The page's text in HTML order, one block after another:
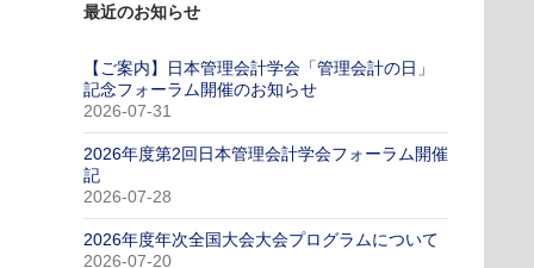
最近のお知らせ
【ご案内】日本管理会計学会「管理会計の日」
記念フォーラム開催のお知らせ
2026-07-31
2026年度第2回日本管理会計学会フォーラム開催
記
2026-07-28
2026年度年次全国大会大会プログラムについて
2026-07-20